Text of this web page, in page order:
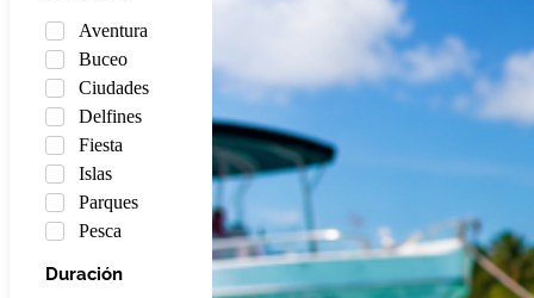
Aventura
Buceo
Ciudades
Delfines
Fiesta
Islas
Parques
Pesca
Duración